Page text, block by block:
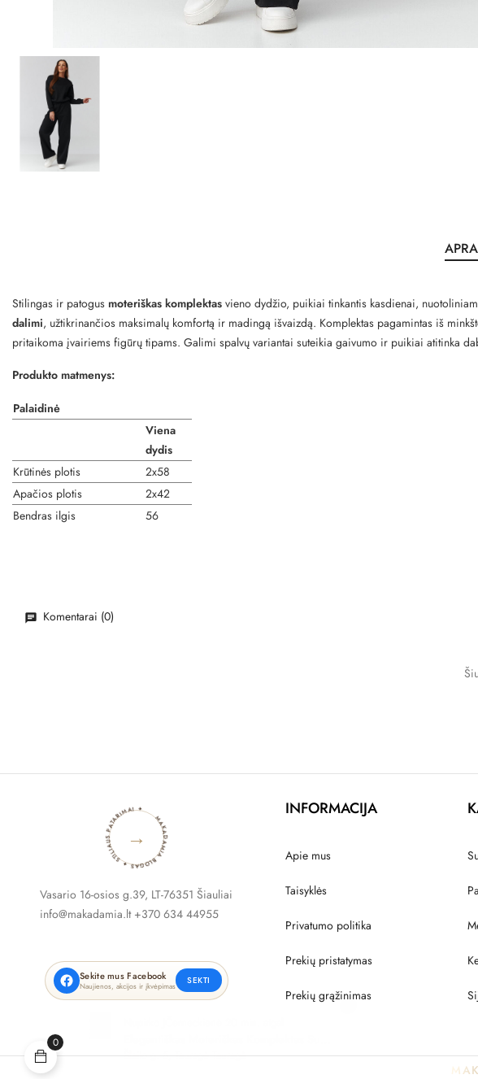
Stilingas ir patogus moteriškas komplektas vieno dydžio, puikiai tinkantis kasdienai,
dalimi, užtikrinančios maksimalų komfortą ir madingą išvaizdą. Komplektas pagamintas iš
pritaikoma įvairiems figūrų tipams. Galimi spalvų variantai suteikia gaivumo ir puikiai atitinka
Produkto matmenys:
Palaidinė
Viena
dydis
Krūtinės plotis
2x58
Apačios plotis
2x42
Bendras ilgis
56
Komentarai (0)
MAKADAMIA BLOGAS ✦ STILIAUS PATARIMAI ✦
→
Vasario 16-osios g.39, LT-76351 Šiauliai
info@makadamia.lt +370 634 44955
Sekite mus Facebook
Naujienos, akcijos ir įkvėpimas SEKTI
INFORMACIJA
Apie mus
Taisyklės
Privatumo politika
Prekių pristatymas
Prekių grąžinimas
×
Juoda M841
Misko15 Ringaudai
0